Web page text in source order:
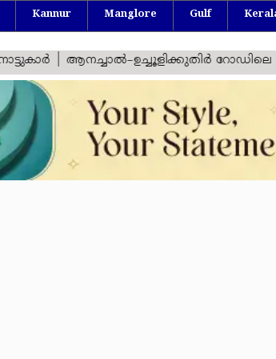
Kannur Manglore Gulf